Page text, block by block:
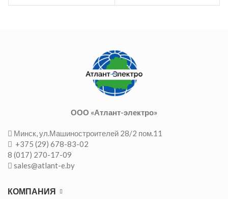
ООО «Атлант-электро»
Минск, ул.Машиностроителей 28/2 пом.11
+375 (29) 678-83-02
8 (017) 270-17-09
sales@atlant-e.by
КОМПАНИЯ